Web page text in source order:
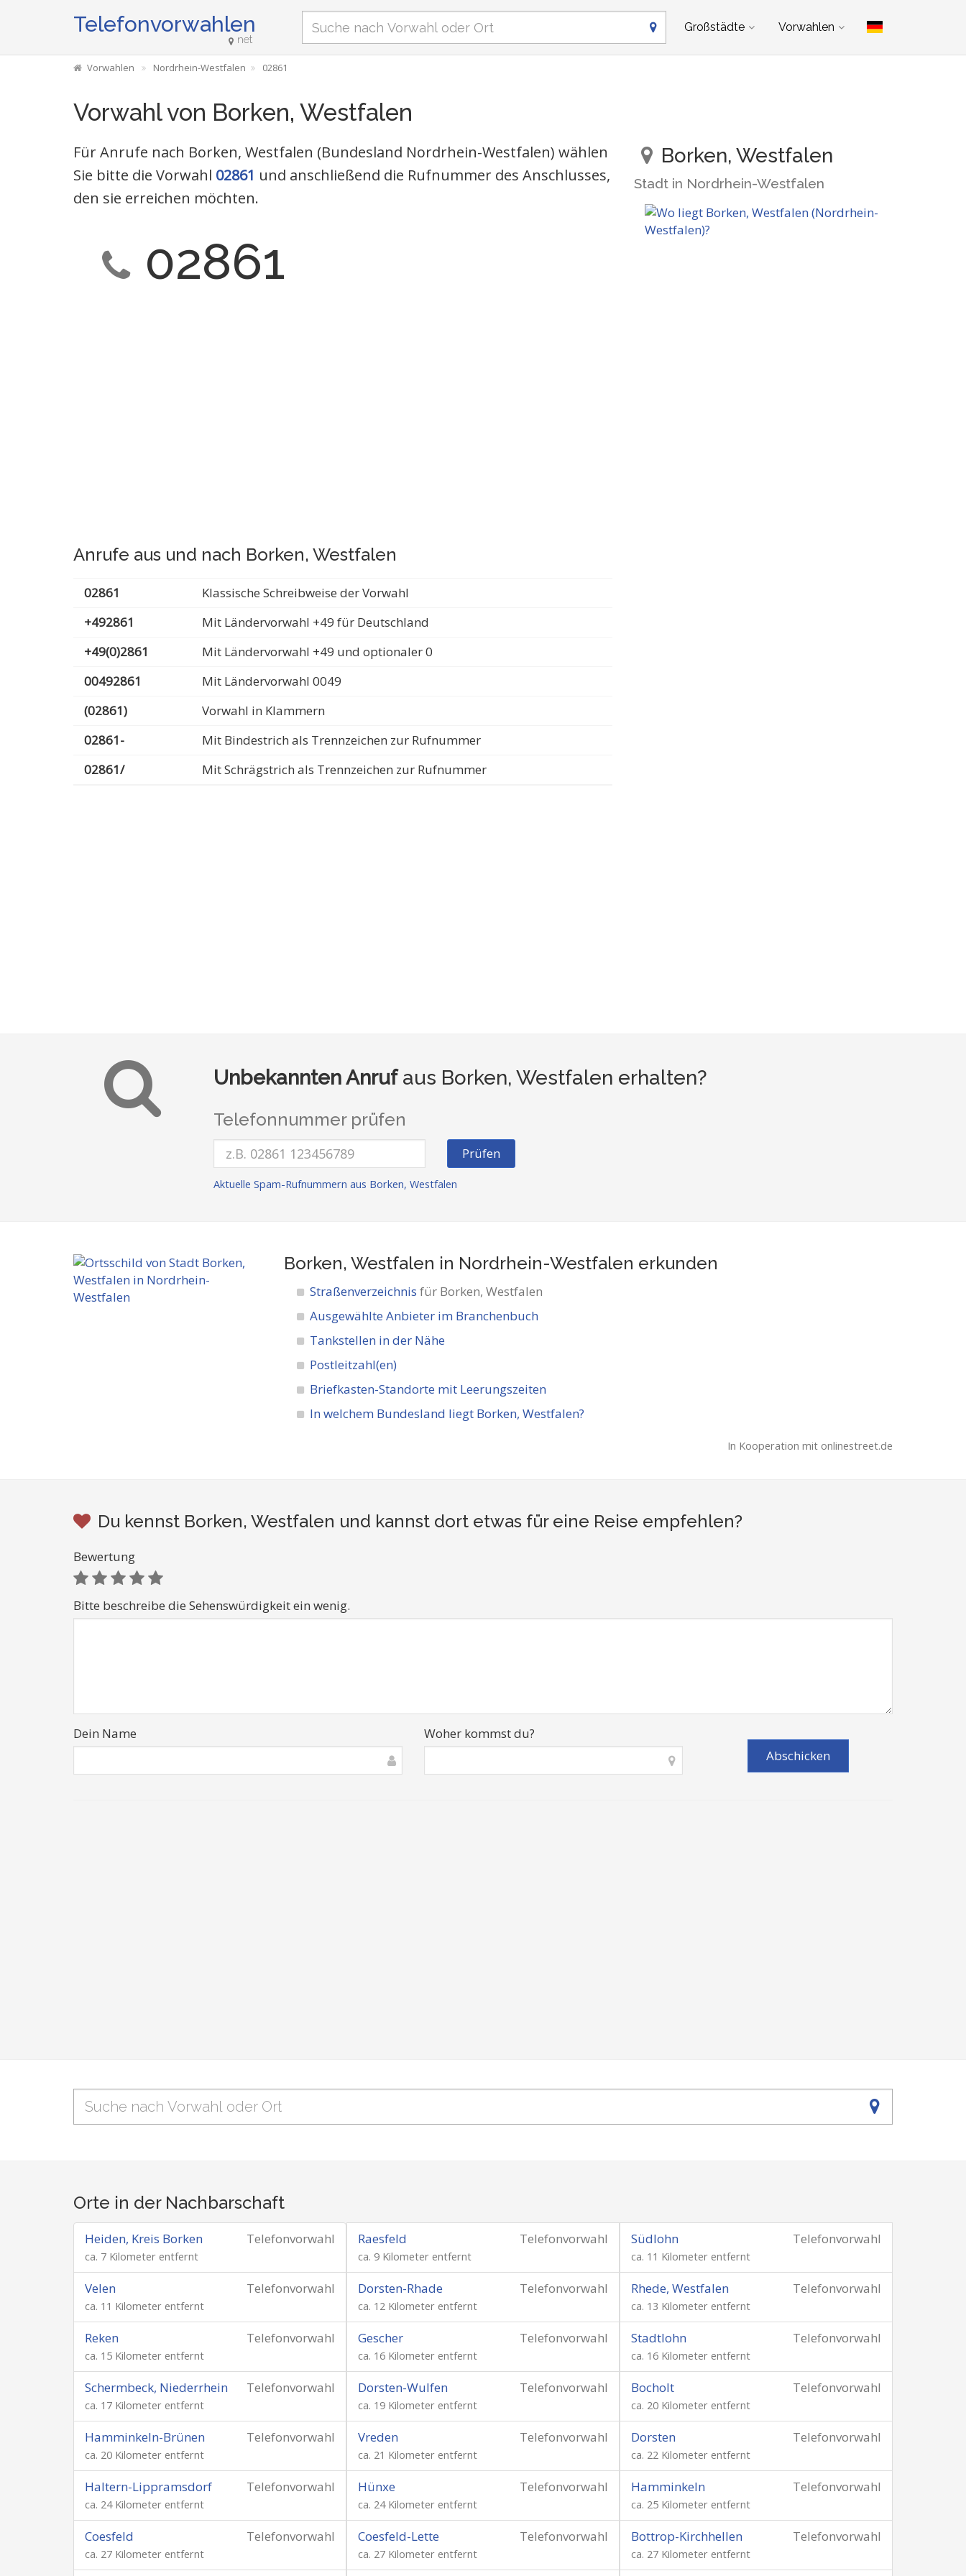
Telefonvorwahlen
net
Großstädte Vorwahlen
Vorwahlen Nordrhein-Westfalen 02861
Vorwahl von Borken, Westfalen
Für Anrufe nach Borken, Westfalen (Bundesland Nordrhein-Westfalen) wählen
Sie bitte die Vorwahl 02861 und anschließend die Rufnummer des Anschlusses,
den sie erreichen möchten.
02861
Anrufe aus und nach Borken, Westfalen
02861
Klassische Schreibweise der Vorwahl
+492861
Mit Ländervorwahl +49 für Deutschland
+49(0)2861
Mit Ländervorwahl +49 und optionaler 0
00492861
Mit Ländervorwahl 0049
(02861)
Vorwahl in Klammern
02861-
Mit Bindestrich als Trennzeichen zur Rufnummer
02861/
Mit Schrägstrich als Trennzeichen zur Rufnummer
Borken, Westfalen
Stadt in Nordrhein-Westfalen
Unbekannten Anrufaus Borken, Westfalen erhalten?
Telefonnummer prüfen
Prüfen
Aktuelle Spam-Rufnummern aus Borken, Westfalen
Borken, Westfalen in Nordrhein-Westfalen erkunden
Straßenverzeichnis für Borken, Westfalen
Ausgewählte Anbieter im Branchenbuch
Tankstellen in der Nähe
Postleitzahl(en)
Briefkasten-Standorte mit Leerungszeiten
In welchem Bundesland liegt Borken, Westfalen?
In Kooperation mit onlinestreet.de
Du kennst Borken, Westfalen und kannst dort etwas für eine Reise empfehlen?
Bewertung
Bitte beschreibe die Sehenswürdigkeit ein wenig.
Dein Name Woher kommst du?
Orte in der Nachbarschaft
Telefonvorwahl
Heiden, Kreis Borken
ca. 7 Kilometer entfernt
Telefonvorwahl
Raesfeld
ca. 9 Kilometer entfernt
Telefonvorwahl
Südlohn
ca. 11 Kilometer entfernt
Telefonvorwahl
Velen
ca. 11 Kilometer entfernt
Telefonvorwahl
Dorsten-Rhade
ca. 12 Kilometer entfernt
Telefonvorwahl
Rhede, Westfalen
ca. 13 Kilometer entfernt
Telefonvorwahl
Reken
ca. 15 Kilometer entfernt
Telefonvorwahl
Gescher
ca. 16 Kilometer entfernt
Telefonvorwahl
Stadtlohn
ca. 16 Kilometer entfernt
Telefonvorwahl
Schermbeck, Niederrhein
ca. 17 Kilometer entfernt
Telefonvorwahl
Dorsten-Wulfen
ca. 19 Kilometer entfernt
Telefonvorwahl
Bocholt
ca. 20 Kilometer entfernt
Telefonvorwahl
Hamminkeln-Brünen
ca. 20 Kilometer entfernt
Telefonvorwahl
Vreden
ca. 21 Kilometer entfernt
Telefonvorwahl
Dorsten
ca. 22 Kilometer entfernt
Telefonvorwahl
Haltern-Lippramsdorf
ca. 24 Kilometer entfernt
Telefonvorwahl
Hünxe
ca. 24 Kilometer entfernt
Telefonvorwahl
Hamminkeln
ca. 25 Kilometer entfernt
Telefonvorwahl
Coesfeld
ca. 27 Kilometer entfernt
Telefonvorwahl
Coesfeld-Lette
ca. 27 Kilometer entfernt
Telefonvorwahl
Bottrop-Kirchhellen
ca. 27 Kilometer entfernt